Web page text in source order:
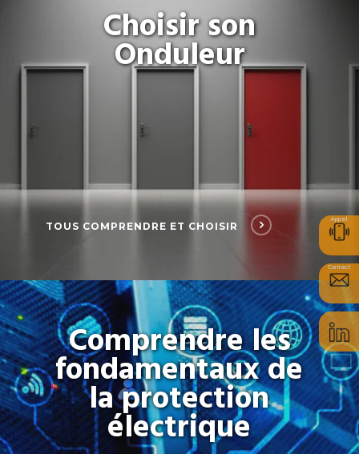
Choisir son
Onduleur
TOUS COMPRENDRE ET CHOISIR
Comprendre les
fondamentaux de
la protection
électrique
Appel
Contact